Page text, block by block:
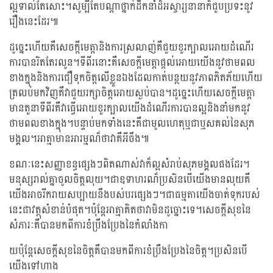
ល្អទាល់តែសោះ។សូម្បីតែបណ្តាថ្នាក់ដឹកនាំដ៏អស្ចារ្យនានាក៏ជួបប្រទះនូវ
រឿងនេះដែរ៕
ដូច្នេះហើយគឺសេចក្តីមេត្តានិងការស្រលាញ់គឺជួយខួរក្បាលអោយដំណើរ
ការបានរិតតែរលូន។ទីពីរនោះគឺសេចក្តីមេត្តាផ្តល់អោយយើងនូវថាមពល
ខាងក្នុងនិងការជឿទុកចិត្តលើខ្លួនឯងដែលកាត់បន្ថយនូវភាពភិតភ័យហើយ
ត្រលប់មកវិញគឺវាជួយរក្សាចិត្តអោយស្ងប់បាន។ដូច្នេះហើយសេចក្តីមេត្តា
មានតួនាទីពីរគឺវាធ្វើអោយខួរក្បាលយើងដំណើរការបានល្អនិងនាំមកនូវ
ថាមពលខាងក្នុង។បន្ទាប់មកទាំងនេះគឺជាមូលហេតុឬជាឬសគល់នៃសុភ
មង្គល។អាត្មាមានអារម្មណ៏ថាវាគឺអីចឹង៕
ខណៈនេះសញ្ញាខន្ធផ្សេងៗពិតណាស់វាក៏ល្អសំរាប់សុភមង្គលផងដែរ។
មនុស្សរាល់គ្នាចូលចិត្តលុយ។ជាឧទាហរណ៏ប្រសិនបើយើងមានលុយគឺ
យើងអាចរីករាយសប្បាយនឹងបស់បរផ្សេងៗ។ជាធម្មតាយើងចាត់ទុករបស់
នេះជាវត្ថុសំខាន់បំផុត។ប៉ុន្តែអាត្មាគិតថាវាមិនដូច្នោះទេ។សេចក្តីសុខនៃ
សំភារៈគឺបានមកពីការខំប្រឹងប្រែងនៃកំលាំងកា
យប៉ុន្តែសេចក្តីសុខនៃចិត្តគឺបានមកពីការខំប្រឹងប្រែងនៃចិត្ត។ប្រសិនបើ
យើងទៅហាង